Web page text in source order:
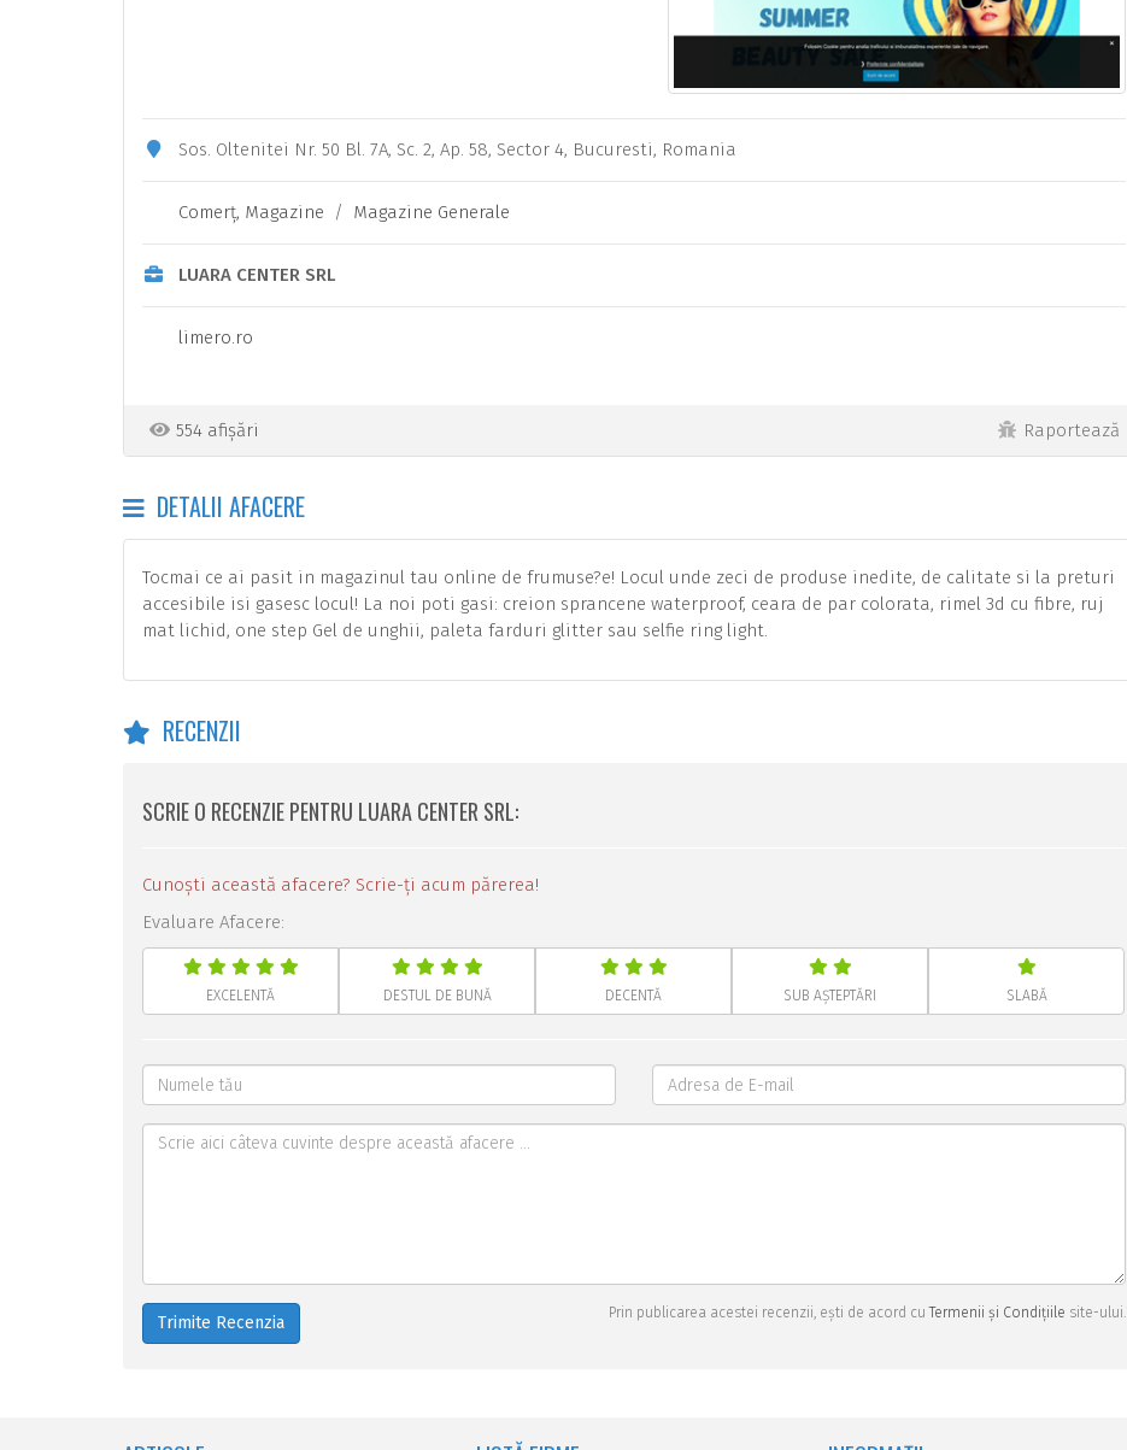
Sos. Oltenitei Nr. 50 Bl. 7A, Sc. 2, Ap. 58, Sector 4, Bucuresti, Romania
Comerţ, Magazine / Magazine Generale
LUARA CENTER SRL
limero.ro
554 afișări Raportează
DETALII AFACERE
Tocmai ce ai pasit in magazinul tau online de frumuse?e! Locul unde zeci de produse inedite, de calitate si la preturi
accesibile isi gasesc locul! La noi poti gasi: creion sprancene waterproof, ceara de par colorata, rimel 3d cu fibre, ruj
mat lichid, one step Gel de unghii, paleta farduri glitter sau selfie ring light.
RECENZII
SCRIE O RECENZIE PENTRU LUARA CENTER SRL:
Cunoști această afacere? Scrie-ți acum părerea!
Evaluare Afacere:
EXCELENTĂ DESTUL DE BUNĂ DECENTĂ SUB AȘTEPTĂRI SLABĂ
Trimite Recenzia Prin publicarea acestei recenzii, ești de acord cuTermenii și Condițiile site-ului.